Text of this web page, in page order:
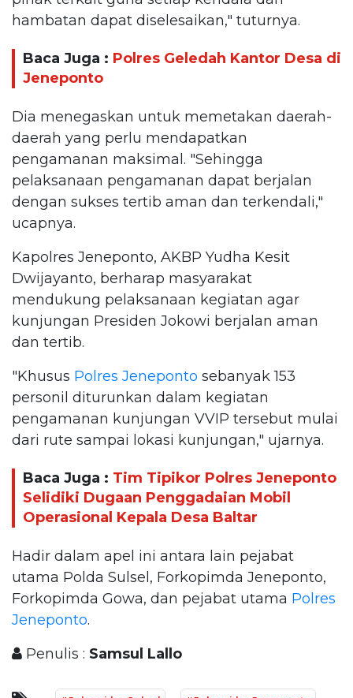
hambatan dapat diselesaikan," tuturnya.
Baca Juga : Polres Geledah Kantor Desa di
Jeneponto
Dia menegaskan untuk memetakan daerah-
daerah yang perlu mendapatkan
pengamanan maksimal. "Sehingga
pelaksanaan pengamanan dapat berjalan
dengan sukses tertib aman dan terkendali,"
ucapnya.
Kapolres Jeneponto, AKBP Yudha Kesit
Dwijayanto, berharap masyarakat
mendukung pelaksanaan kegiatan agar
kunjungan Presiden Jokowi berjalan aman
dan tertib.
"Khusus Polres Jeneponto sebanyak 153
personil diturunkan dalam kegiatan
pengamanan kunjungan VVIP tersebut mulai
dari rute sampai lokasi kunjungan," ujarnya.
Baca Juga : Tim Tipikor Polres Jeneponto
Selidiki Dugaan Penggadaian Mobil
Operasional Kepala Desa Baltar
Hadir dalam apel ini antara lain pejabat
utama Polda Sulsel, Forkopimda Jeneponto,
Forkopimda Gowa, dan pejabat utama Polres
Jeneponto.
Penulis : Samsul Lallo